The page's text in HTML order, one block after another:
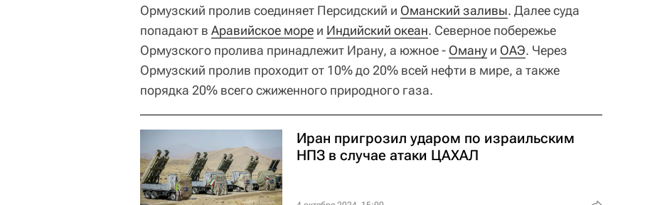
Ормузский пролив соединяет Персидский и Оманский заливы. Далее суда
попадают в Аравийское море и Индийский океан. Северное побережье
Ормузского пролива принадлежит Ирану, а южное - Оману и ОАЭ. Через
Ормузский пролив проходит от 10% до 20% всей нефти в мире, а также
порядка 20% всего сжиженного природного газа.
Иран пригрозил ударом по израильским
НПЗ в случае атаки ЦАХАЛ